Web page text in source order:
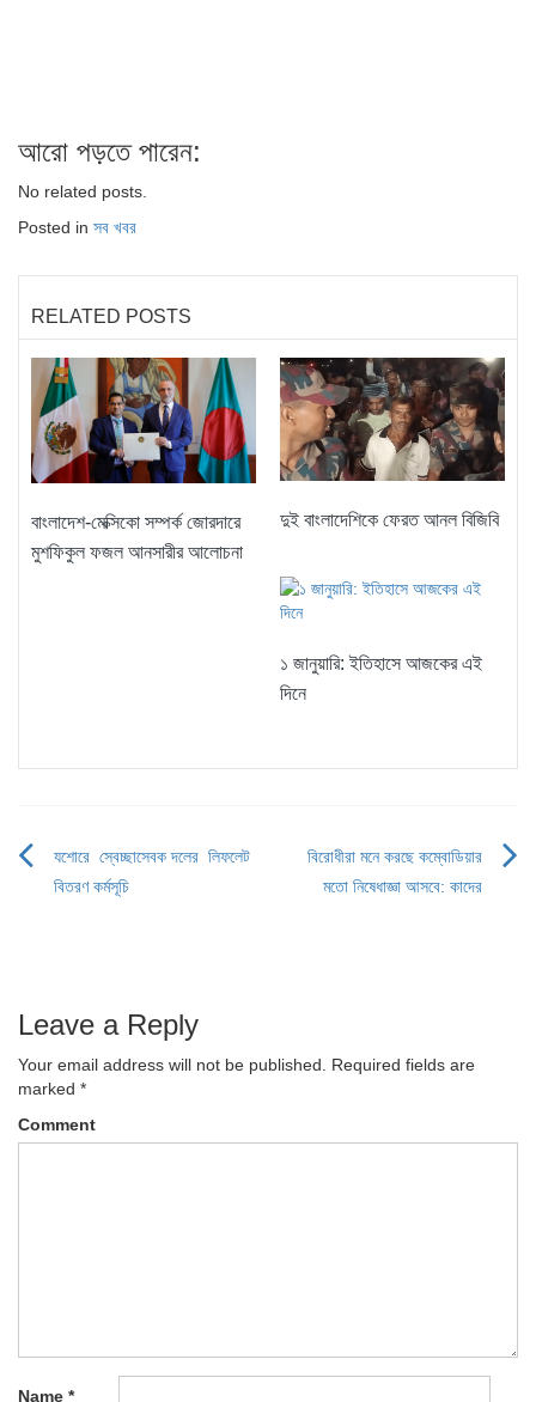
আরো পড়তে পারেন:
No related posts.
Posted in সব খবর
RELATED POSTS
বাংলাদেশ-মেক্সিকো সম্পর্ক জোরদারে
মুশফিকুল ফজল আনসারীর আলোচনা
দুই বাংলাদেশিকে ফেরত আনল বিজিবি
১ জানুয়ারি: ইতিহাসে আজকের এই
দিনে
Post
যশোরে স্বেচ্ছাসেবক দলের লিফলেট
বিতরণ কর্মসূচি
বিরোধীরা মনে করছে কম্বোডিয়ার
মতো নিষেধাজ্ঞা আসবে: কাদের
Leave a Reply
Your email address will not be published. Required fields are
marked *
Comment
Name *